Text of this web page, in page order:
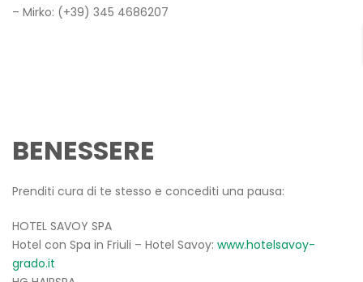
– Mirko: (+39) 345 4686207
BENESSERE
Prenditi cura di te stesso e concediti una pausa:
HOTEL SAVOY SPA
Hotel con Spa in Friuli – Hotel Savoy: www.hotelsavoy-
grado.it